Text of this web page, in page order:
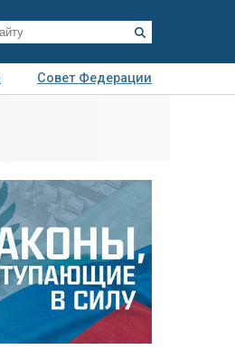
Совет Федерации